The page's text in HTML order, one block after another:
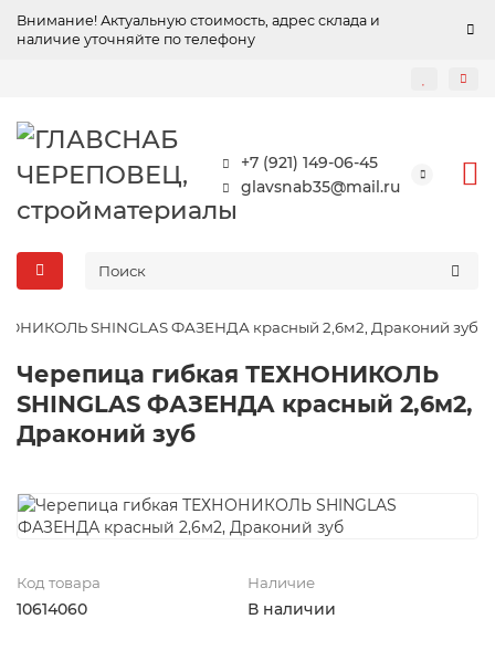
Внимание! Актуальную стоимость, адрес склада и
наличие уточняйте по телефону
+7 (921) 149-06-45
glavsnab35@mail.ru
SHINGLAS ФАЗЕНДА красный 2,6м2, Драконий зуб
Черепица гибкая ТЕХНОНИКОЛЬ
SHINGLAS ФАЗЕНДА красный 2,6м2,
Драконий зуб
Код товара
10614060
Наличие
В наличии